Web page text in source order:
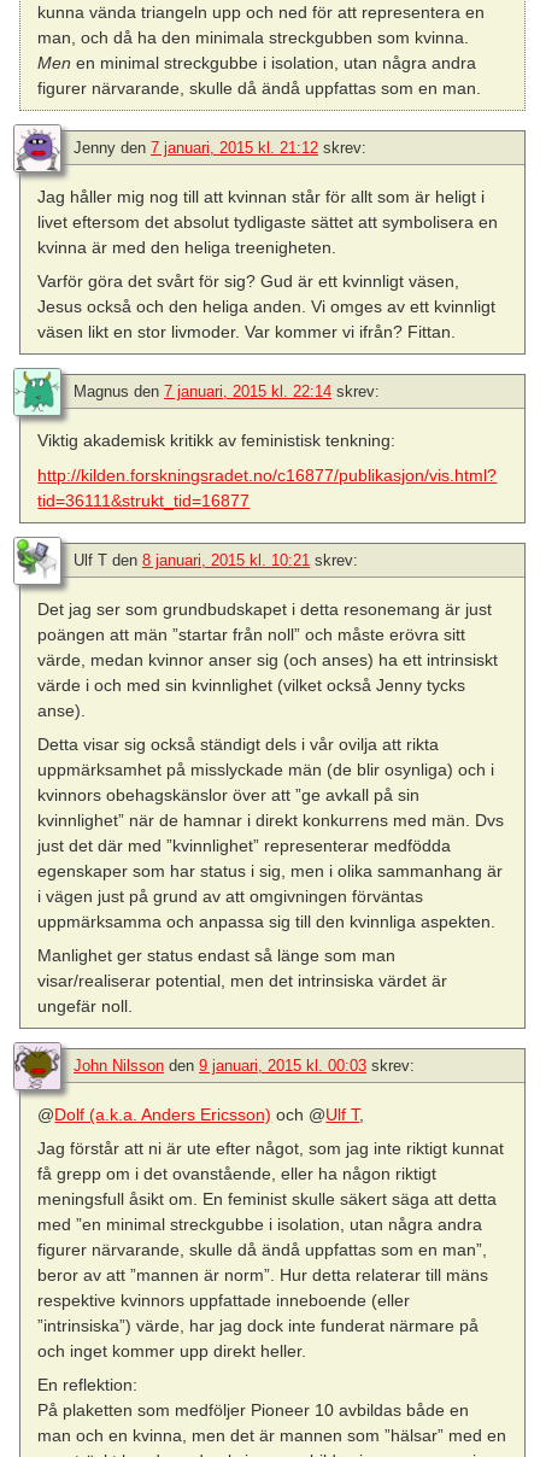
kunna vända triangeln upp och ned för att representera en
man, och då ha den minimala streckgubben som kvinna.
Men en minimal streckgubbe i isolation, utan några andra
figurer närvarande, skulle då ändå uppfattas som en man.
Jenny den 7 januari, 2015 kl. 21:12 skrev:
Jag håller mig nog till att kvinnan står för allt som är heligt i
livet eftersom det absolut tydligaste sättet att symbolisera en
kvinna är med den heliga treenigheten.
Varför göra det svårt för sig? Gud är ett kvinnligt väsen,
Jesus också och den heliga anden. Vi omges av ett kvinnligt
väsen likt en stor livmoder. Var kommer vi ifrån? Fittan.
Magnus den 7 januari, 2015 kl. 22:14 skrev:
Viktig akademisk kritikk av feministisk tenkning:
http://kilden.forskningsradet.no/c16877/publikasjon/vis.html?
tid=36111&strukt_tid=16877
Ulf T den 8 januari, 2015 kl. 10:21 skrev:
Det jag ser som grundbudskapet i detta resonemang är just
poängen att män ”startar från noll” och måste erövra sitt
värde, medan kvinnor anser sig (och anses) ha ett intrinsiskt
värde i och med sin kvinnlighet (vilket också Jenny tycks
anse).
Detta visar sig också ständigt dels i vår ovilja att rikta
uppmärksamhet på misslyckade män (de blir osynliga) och i
kvinnors obehagskänslor över att ”ge avkall på sin
kvinnlighet” när de hamnar i direkt konkurrens med män. Dvs
just det där med ”kvinnlighet” representerar medfödda
egenskaper som har status i sig, men i olika sammanhang är
i vägen just på grund av att omgivningen förväntas
uppmärksamma och anpassa sig till den kvinnliga aspekten.
Manlighet ger status endast så länge som man
visar/realiserar potential, men det intrinsiska värdet är
ungefär noll.
John Nilsson den 9 januari, 2015 kl. 00:03 skrev:
@Dolf (a.k.a. Anders Ericsson) och @Ulf T,
Jag förstår att ni är ute efter något, som jag inte riktigt kunnat
få grepp om i det ovanstående, eller ha någon riktigt
meningsfull åsikt om. En feminist skulle säkert säga att detta
med ”en minimal streckgubbe i isolation, utan några andra
figurer närvarande, skulle då ändå uppfattas som en man”,
beror av att ”mannen är norm”. Hur detta relaterar till mäns
respektive kvinnors uppfattade inneboende (eller
”intrinsiska”) värde, har jag dock inte funderat närmare på
och inget kommer upp direkt heller.
En reflektion:
På plaketten som medföljer Pioneer 10 avbildas både en
man och en kvinna, men det är mannen som ”hälsar” med en